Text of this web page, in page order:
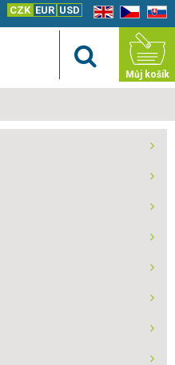
EN CZ SK
CZK EUR USD
Můj košík